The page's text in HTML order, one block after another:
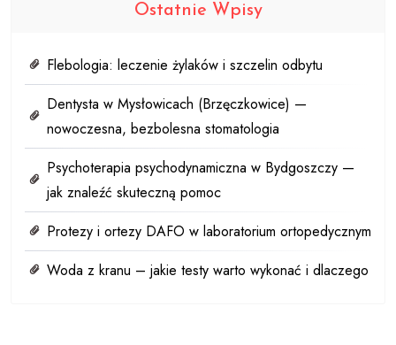
Ostatnie Wpisy
Flebologia: leczenie żylaków i szczelin odbytu
Dentysta w Mysłowicach (Brzęczkowice) —
nowoczesna, bezbolesna stomatologia
Psychoterapia psychodynamiczna w Bydgoszczy —
jak znaleźć skuteczną pomoc
Protezy i ortezy DAFO w laboratorium ortopedycznym
Woda z kranu – jakie testy warto wykonać i dlaczego